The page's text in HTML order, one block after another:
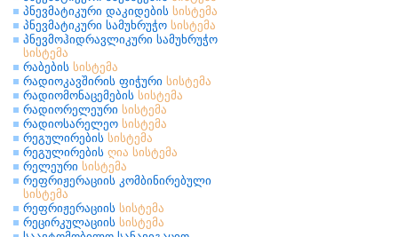
პნევმატიკური დაკიდების სისტემა
პნევმატიკური სამუხრუჭო სისტემა
პნევმოჰიდრავლიკური სამუხრუჭო
სისტემა
რაბების სისტემა
რადიოკავშირის ფიჭური სისტემა
რადიომონაცემების სისტემა
რადიორელეური სისტემა
რადიოსარელეო სისტემა
რეგულირების სისტემა
რეგულირების ღია სისტემა
რელეური სისტემა
რეფრიჟერაციის კომბინირებული
სისტემა
რეფრიჟერაციის სისტემა
რეცირკულაციის სისტემა